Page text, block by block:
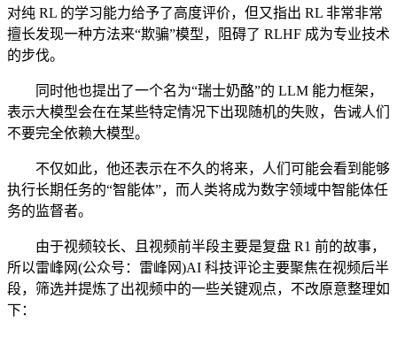
对纯 RL 的学习能力给予了高度评价，但又指出 RL 非常非常
擅长发现一种方法来“欺骗”模型，阻碍了 RLHF 成为专业技术
的步伐。
同时他也提出了一个名为“瑞士奶酪”的 LLM 能力框架，
表示大模型会在在某些特定情况下出现随机的失败，告诫人们
不要完全依赖大模型。
不仅如此，他还表示在不久的将来，人们可能会看到能够
执行长期任务的“智能体”，而人类将成为数字领域中智能体任
务的监督者。
由于视频较长、且视频前半段主要是复盘 R1 前的故事，
所以雷峰网(公众号：雷峰网)AI 科技评论主要聚焦在视频后半
段，筛选并提炼了出视频中的一些关键观点，不改原意整理如
下：